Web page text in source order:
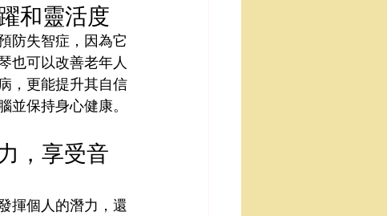
和靈活度
防失智症，因為它
也可以改善老年人
，更能提升其自信
保持身心健康。
，享受音
揮個人的潛力，還